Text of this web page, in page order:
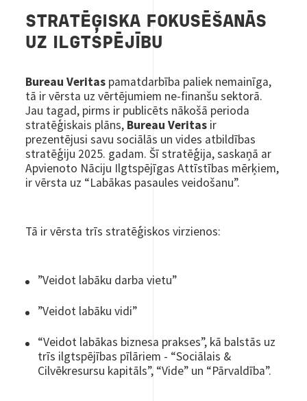
STRATĒĢISKA FOKUSĒŠANĀS
UZ ILGTSPĒJĪBU
Bureau Veritas pamatdarbība paliek nemainīga,
tā ir vērsta uz vērtējumiem ne-finanšu sektorā.
Jau tagad, pirms ir publicēts nākošā perioda
stratēģiskais plāns, Bureau Veritas ir
prezentējusi savu sociālās un vides atbildības
stratēģiju 2025. gadam. Šī stratēģija, saskaņā ar
Apvienoto Nāciju Ilgtspējīgas Attīstības mērķiem,
ir vērsta uz “Labākas pasaules veidošanu”.
Tā ir vērsta trīs stratēģiskos virzienos:
”Veidot labāku darba vietu”
”Veidot labāku vidi”
“Veidot labākas biznesa prakses”, kā balstās uz
trīs ilgtspējības pīlāriem - “Sociālais &
Cilvēkresursu kapitāls”, “Vide” un “Pārvaldība”.